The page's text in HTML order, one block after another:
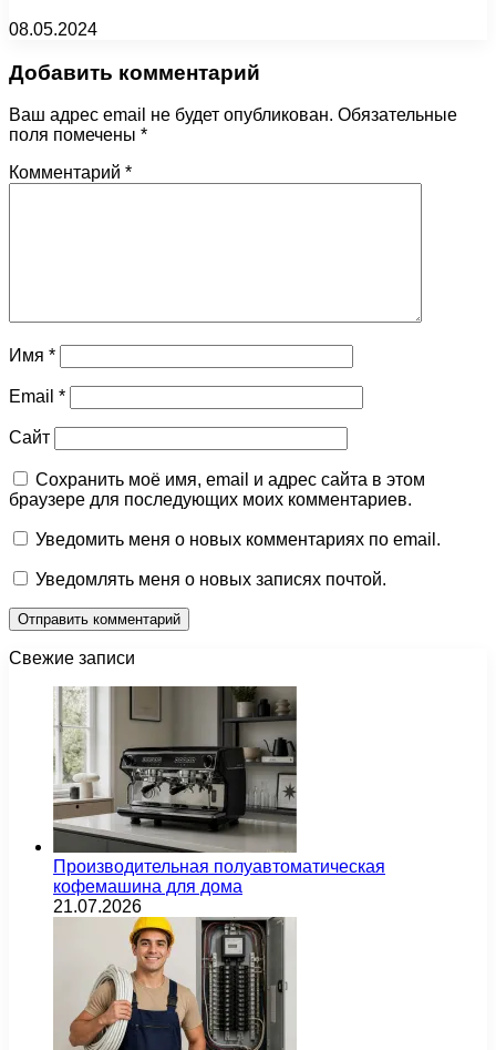
08.05.2024
Добавить комментарий
Ваш адрес email не будет опубликован. Обязательные
поля помечены *
Комментарий *
Имя *
Email *
Сайт
Сохранить моё имя, email и адрес сайта в этом
браузере для последующих моих комментариев.
Уведомить меня о новых комментариях по email.
Уведомлять меня о новых записях почтой.
Свежие записи
Производительная полуавтоматическая
кофемашина для дома
21.07.2026